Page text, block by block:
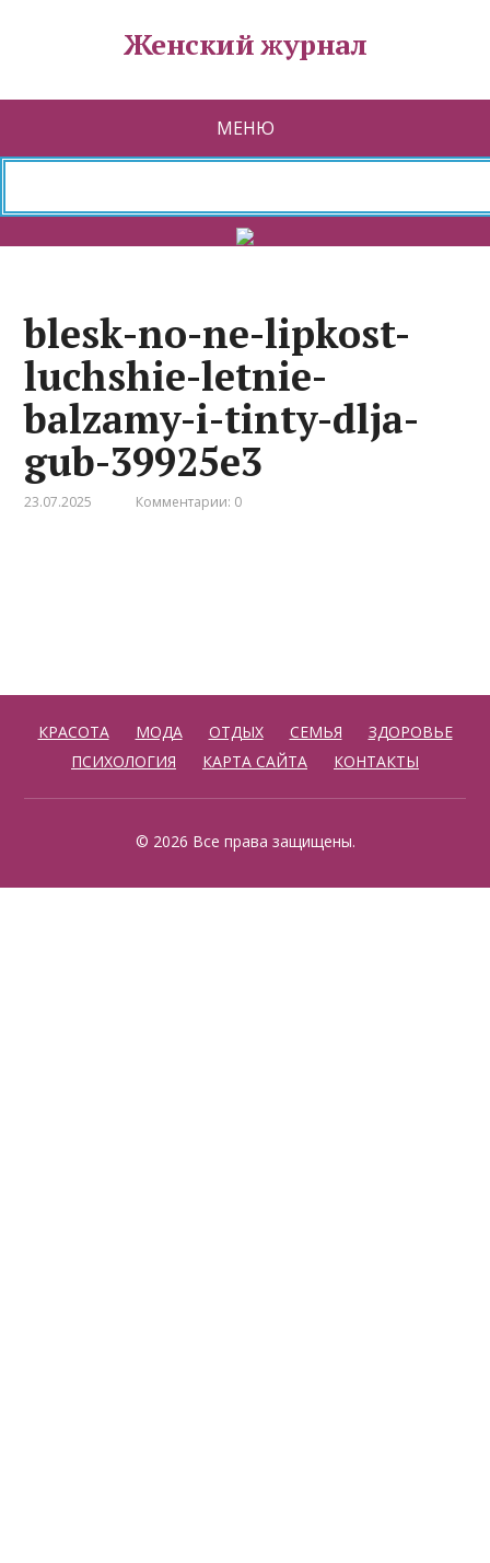
Женский журнал
МЕНЮ
blesk-no-ne-lipkost-
luchshie-letnie-
balzamy-i-tinty-dlja-
gub-39925e3
23.07.2025 Комментарии: 0
КРАСОТА МОДА ОТДЫХ СЕМЬЯ
ЗДОРОВЬЕ
ПСИХОЛОГИЯ
КАРТА САЙТА КОНТАКТЫ
© 2026 Все права защищены.